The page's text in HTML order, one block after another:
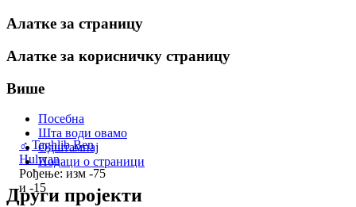
♂ Taghlib Ben
Hulwan
Рођење: изм -75
и -15
Алатке за страницу
Алатке за корисничку страницу
Више
Посебна
Шта води овамо
Одштампај
Подаци о страници
Други пројекти